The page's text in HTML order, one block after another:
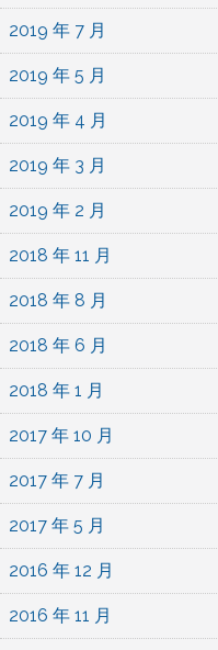
2019 年 7 月
2019 年 5 月
2019 年 4 月
2019 年 3 月
2019 年 2 月
2018 年 11 月
2018 年 8 月
2018 年 6 月
2018 年 1 月
2017 年 10 月
2017 年 7 月
2017 年 5 月
2016 年 12 月
2016 年 11 月